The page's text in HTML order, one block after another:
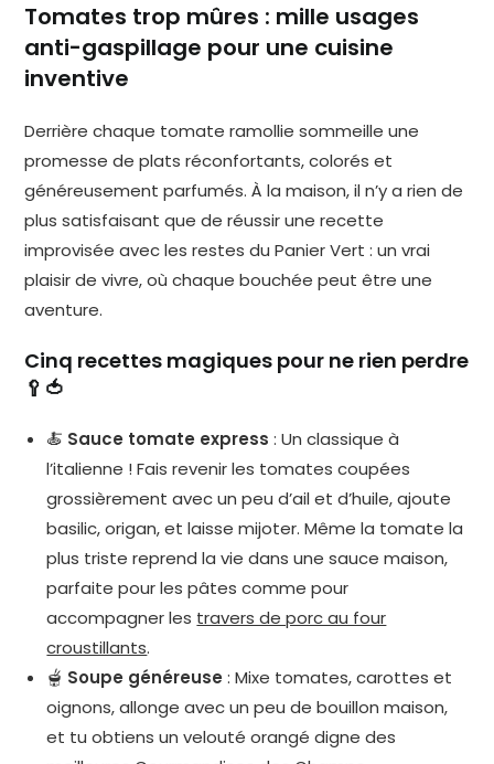
Tomates trop mûres : mille usages
anti-gaspillage pour une cuisine
inventive
Derrière chaque tomate ramollie sommeille une
promesse de plats réconfortants, colorés et
généreusement parfumés. À la maison, il n’y a rien de
plus satisfaisant que de réussir une recette
improvisée avec les restes du Panier Vert : un vrai
plaisir de vivre, où chaque bouchée peut être une
aventure.
Cinq recettes magiques pour ne rien perdre
🥄🍅
🍝 Sauce tomate express : Un classique à
l’italienne ! Fais revenir les tomates coupées
grossièrement avec un peu d’ail et d’huile, ajoute
basilic, origan, et laisse mijoter. Même la tomate la
plus triste reprend la vie dans une sauce maison,
parfaite pour les pâtes comme pour
accompagner les travers de porc au four
croustillants.
🫕 Soupe généreuse : Mixe tomates, carottes et
oignons, allonge avec un peu de bouillon maison,
et tu obtiens un velouté orangé digne des